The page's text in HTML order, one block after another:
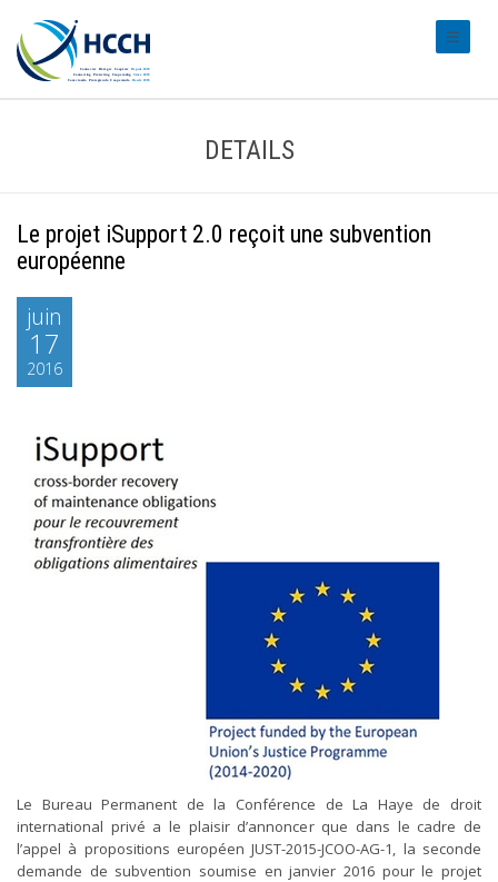
DETAILS
Le projet iSupport 2.0 reçoit une subvention
européenne
juin
17
2016
Le Bureau Permanent de la Conférence de La Haye de droit
international privé a le plaisir d’annoncer que dans le cadre de
l’appel à propositions européen JUST-2015-JCOO-AG-1, la seconde
demande de subvention soumise en janvier 2016 pour le projet